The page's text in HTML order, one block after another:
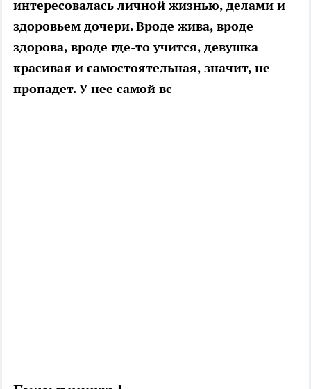
интересовалась личной жизнью, делами и
здоровьем дочери. Вроде жива, вроде
здорова, вроде где-то учится, девушка
красивая и самостоятельная, значит, не
пропадет. У нее самой вс